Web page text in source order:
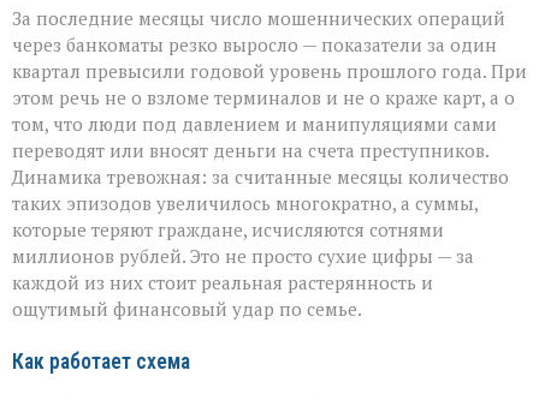
За последние месяцы число мошеннических операций
через банкоматы резко выросло — показатели за один
квартал превысили годовой уровень прошлого года. При
этом речь не о взломе терминалов и не о краже карт, а о
том, что люди под давлением и манипуляциями сами
переводят или вносят деньги на счета преступников.
Динамика тревожная: за считанные месяцы количество
таких эпизодов увеличилось многократно, а суммы,
которые теряют граждане, исчисляются сотнями
миллионов рублей. Это не просто сухие цифры — за
каждой из них стоит реальная растерянность и
ощутимый финансовый удар по семье.
Как работает схема